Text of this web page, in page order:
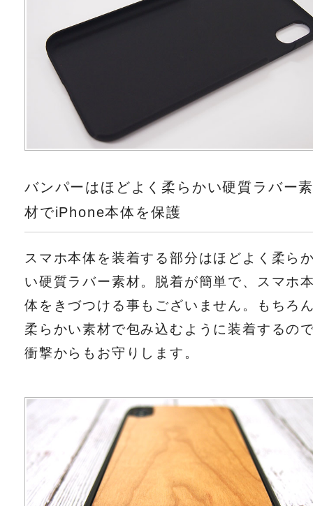
バンパーはほどよく柔らかい硬質ラバー
材でiPhone本体を保護
スマホ本体を装着する部分はほどよく柔ら
い硬質ラバー素材。脱着が簡単で、スマホ
体をきづつける事もございません。もちろ
柔らかい素材で包み込むように装着するの
衝撃からもお守りします。